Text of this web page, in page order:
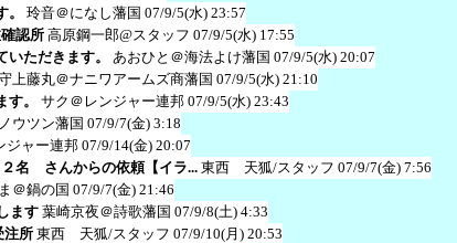
玲音＠になし藩国 07/9/5(水) 23:57
認所 高原鋼一郎@スタッフ 07/9/5(水) 17:55
ただきます。
あおひと＠海法よけ藩国 07/9/5(水) 20:07
上藤丸＠ナニワアームズ商藩国 07/9/5(水) 21:10
。
サク＠レンジャー連邦 07/9/5(水) 23:43
ウツン藩国 07/9/7(金) 3:18
ジャー連邦 07/9/14(金) 20:07
名 さんからの依頼【イラ... 東西 天狐/スタッフ 07/9/7(金) 7:56
＠鍋の国 07/9/7(金) 21:46
ます 葉崎京夜＠詩歌藩国 07/9/8(土) 4:33
注所 東西 天狐/スタッフ 07/9/10(月) 20:53